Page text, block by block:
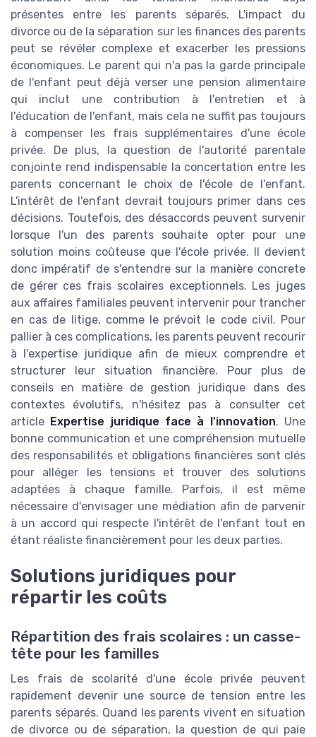
présentes entre les parents séparés. L'impact du
divorce ou de la séparation sur les finances des parents
peut se révéler complexe et exacerber les pressions
économiques. Le parent qui n'a pas la garde principale
de l'enfant peut déjà verser une pension alimentaire
qui inclut une contribution à l'entretien et à
l'éducation de l'enfant, mais cela ne suffit pas toujours
à compenser les frais supplémentaires d'une école
privée. De plus, la question de l'autorité parentale
conjointe rend indispensable la concertation entre les
parents concernant le choix de l'école de l'enfant.
L'intérêt de l'enfant devrait toujours primer dans ces
décisions. Toutefois, des désaccords peuvent survenir
lorsque l'un des parents souhaite opter pour une
solution moins coûteuse que l'école privée. Il devient
donc impératif de s'entendre sur la manière concrete
de gérer ces frais scolaires exceptionnels. Les juges
aux affaires familiales peuvent intervenir pour trancher
en cas de litige, comme le prévoit le code civil. Pour
pallier à ces complications, les parents peuvent recourir
à l'expertise juridique afin de mieux comprendre et
structurer leur situation financière. Pour plus de
conseils en matière de gestion juridique dans des
contextes évolutifs, n'hésitez pas à consulter cet
article Expertise juridique face à l'innovation. Une
bonne communication et une compréhension mutuelle
des responsabilités et obligations financières sont clés
pour alléger les tensions et trouver des solutions
adaptées à chaque famille. Parfois, il est même
nécessaire d'envisager une médiation afin de parvenir
à un accord qui respecte l'intérêt de l'enfant tout en
étant réaliste financièrement pour les deux parties.
Solutions juridiques pour
répartir les coûts
Répartition des frais scolaires : un casse-
tête pour les familles
Les frais de scolarité d'une école privée peuvent
rapidement devenir une source de tension entre les
parents séparés. Quand les parents vivent en situation
de divorce ou de séparation, la question de qui paie